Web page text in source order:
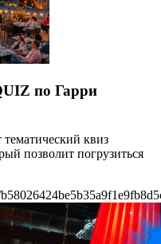
по Гарри
тематический квиз
позволит погрузиться